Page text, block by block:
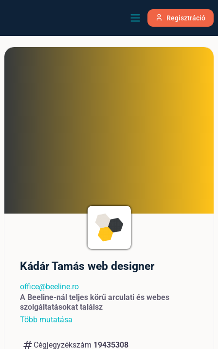
Regisztráció
Kádár Tamás web designer
office@beeline.ro
A Beeline-nál teljes körű arculati és webes
szolgáltatásokat találsz
Több mutatása
numbers Cégjegyzékszám 19435308